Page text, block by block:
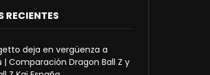
RECIENTES
deja en vergüenza a
| Comparación Dragon Ball Z y